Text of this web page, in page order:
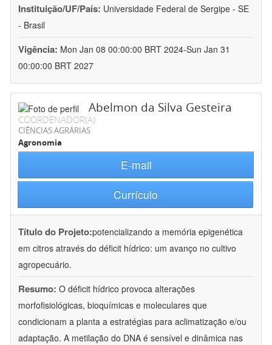
Instituição/UF/País: Universidade Federal de Sergipe - SE
- Brasil
Vigência: Mon Jan 08 00:00:00 BRT 2024-Sun Jan 31
00:00:00 BRT 2027
Abelmon da Silva Gesteira
COORDENADOR(A)
CIÊNCIAS AGRÁRIAS
Agronomia
E-mail
Currículo
Título do Projeto:potencializando a memória epigenética
em citros através do déficit hídrico: um avanço no cultivo
agropecuário.
Resumo: O déficit hídrico provoca alterações
morfofisiológicas, bioquímicas e moleculares que
condicionam a planta a estratégias para aclimatização e/ou
adaptação. A metilação do DNA é sensível e dinâmica nas